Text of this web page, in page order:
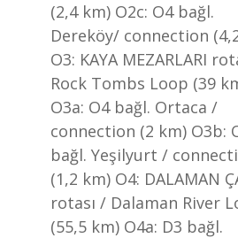
(2,4 km) O2c: O4 bağl.
Dereköy/ connection
O3: KAYA MEZARLARI
Rock Tombs Loop (39
O3a: O4 bağl. Ortaca /
connection (2 km) O3b:
bağl. Yeşilyurt /
(1,2 km) O4: DALAMAN
rotası / Dalaman River
(55,5 km) O4a: D3 bağl.